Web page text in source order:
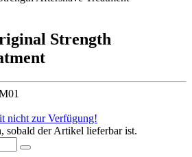
Strength
nicht zur Verfügung!
sobald der Artikel lieferbar ist.